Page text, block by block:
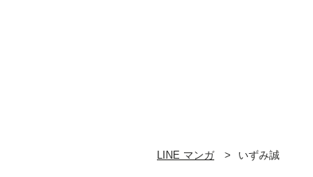
LINE マンガ いずみ誠